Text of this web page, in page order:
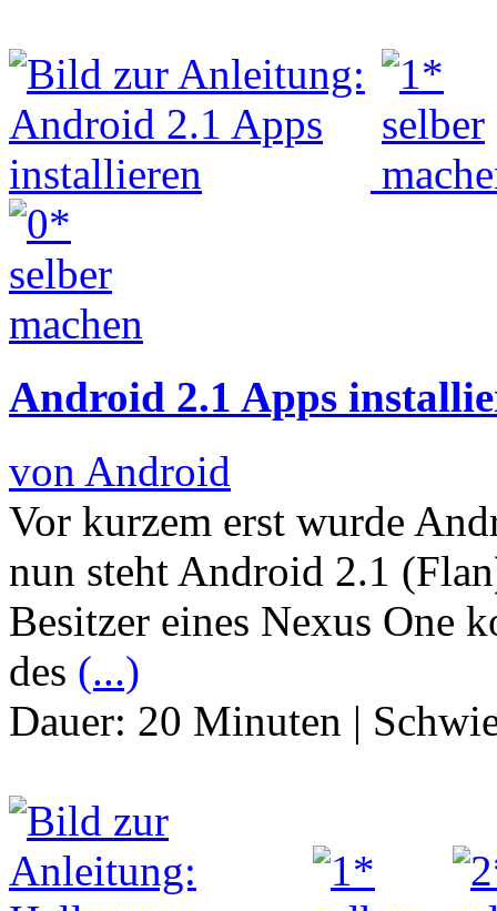
Android 2.1 Apps
von Android
Vor kurzem erst wurde
nun steht Android 2.1
Besitzer eines Nexus One
des (...)
Dauer: 20 Minuten |